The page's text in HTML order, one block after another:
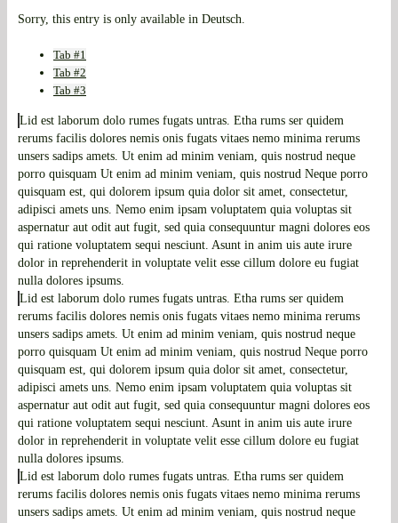
Sorry, this entry is only available in Deutsch.
Tab #1
Tab #2
Tab #3
Lid est laborum dolo rumes fugats untras. Etha rums ser quidem
rerums facilis dolores nemis onis fugats vitaes nemo minima rerums
unsers sadips amets. Ut enim ad minim veniam, quis nostrud neque
porro quisquam Ut enim ad minim veniam, quis nostrud Neque porro
quisquam est, qui dolorem ipsum quia dolor sit amet, consectetur,
adipisci amets uns. Nemo enim ipsam voluptatem quia voluptas sit
aspernatur aut odit aut fugit, sed quia consequuntur magni dolores eos
qui ratione voluptatem sequi nesciunt. Asunt in anim uis aute irure
dolor in reprehenderit in voluptate velit esse cillum dolore eu fugiat
nulla dolores ipsums.
Lid est laborum dolo rumes fugats untras. Etha rums ser quidem
rerums facilis dolores nemis onis fugats vitaes nemo minima rerums
unsers sadips amets. Ut enim ad minim veniam, quis nostrud neque
porro quisquam Ut enim ad minim veniam, quis nostrud Neque porro
quisquam est, qui dolorem ipsum quia dolor sit amet, consectetur,
adipisci amets uns. Nemo enim ipsam voluptatem quia voluptas sit
aspernatur aut odit aut fugit, sed quia consequuntur magni dolores eos
qui ratione voluptatem sequi nesciunt. Asunt in anim uis aute irure
dolor in reprehenderit in voluptate velit esse cillum dolore eu fugiat
nulla dolores ipsums.
Lid est laborum dolo rumes fugats untras. Etha rums ser quidem
rerums facilis dolores nemis onis fugats vitaes nemo minima rerums
unsers sadips amets. Ut enim ad minim veniam, quis nostrud neque